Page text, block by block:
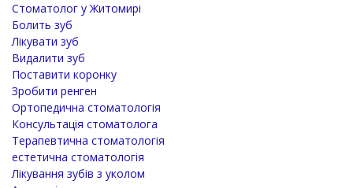
Стоматолог у Житомирі
Болить зуб
Лікувати зуб
Видалити зуб
Поставити коронку
Зробити ренген
Ортопедична стоматологія
Консультація стоматолога
Терапевтична стоматологія
естетична стоматологія
Лікування зубів з уколом